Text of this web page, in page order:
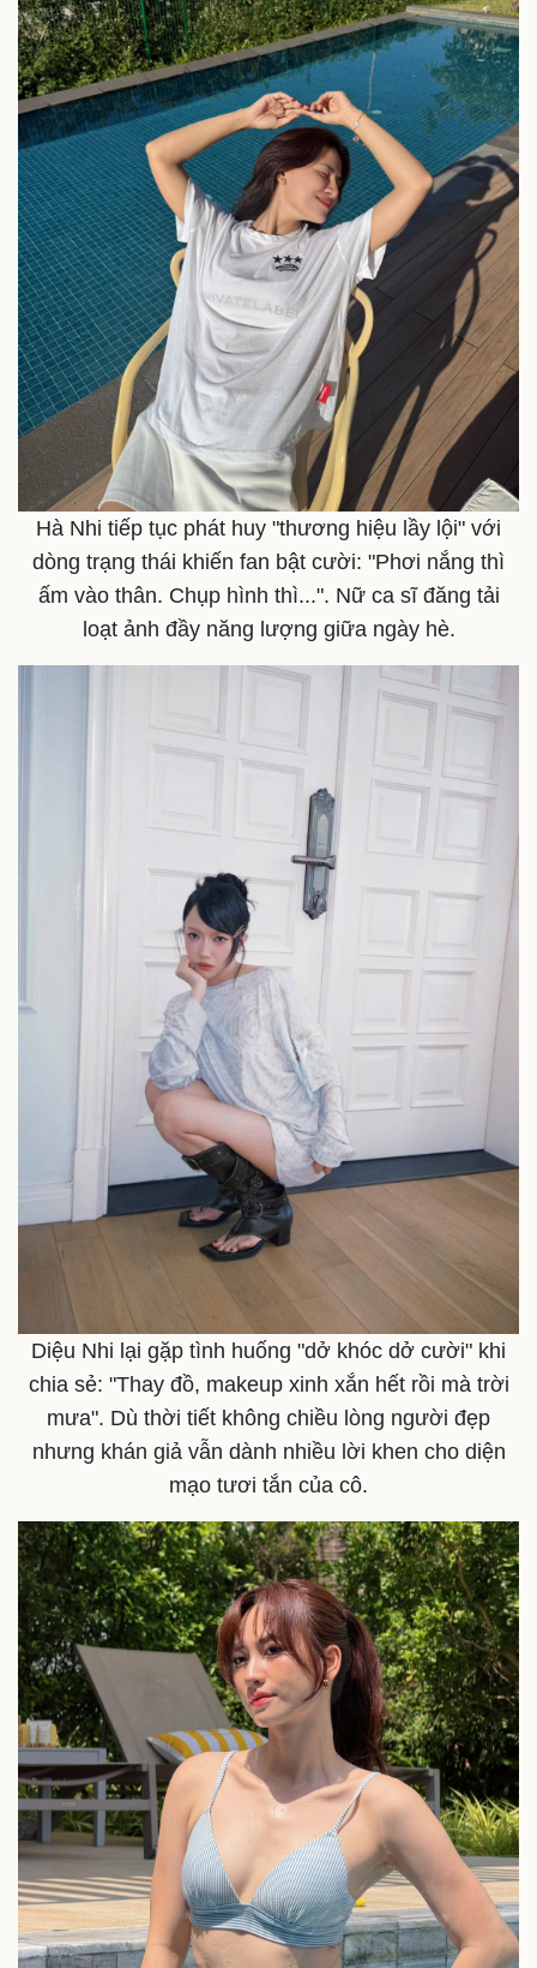
Thế giới
Quan sát
Cuộc sống đó đây
Hồ sơ
Multimedia
Video
Ảnh
E-Magazine
Infographic
Bất động sản
Khởi nghiệp
Thị trường
Giá vàng
Tiêu dùng
Tỷ giá
Chứng khoán
Giá cà phê
Hà Nhi tiếp tục phát huy "thương hiệu lầy lội" với
dòng trạng thái khiến fan bật cười: "Phơi nắng thì
ấm vào thân. Chụp hình thì...". Nữ ca sĩ đăng tải
loạt ảnh đầy năng lượng giữa ngày hè.
Diệu Nhi lại gặp tình huống "dở khóc dở cười" khi
chia sẻ: "Thay đồ, makeup xinh xắn hết rồi mà trời
mưa". Dù thời tiết không chiều lòng người đẹp
nhưng khán giả vẫn dành nhiều lời khen cho diện
mạo tươi tắn của cô.